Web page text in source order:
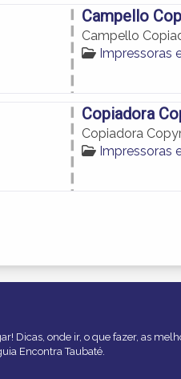
Campello
Campello
Impressoras
Copiadora
Copiadora
Impressoras
Dicas, onde ir, o que fazer, as
Encontra Taubaté.